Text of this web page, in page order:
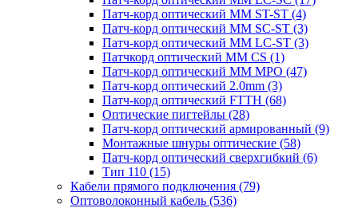
Патч-корд оптический MM ST-ST (4)
Патч-корд оптический MM SC-ST (3)
Патч-корд оптический MM LC-ST (3)
Патчкорд оптический MM CS (1)
Патч-корд оптический MM MPO (47)
Патч-корд оптический 2.0mm (3)
Патч-корд оптический FTTH (68)
Оптические пигтейлы (28)
Патч-корд оптический армированный (9)
Монтажные шнуры оптические (58)
Патч-корд оптический сверхгибкий (6)
Тип 110 (15)
Кабели прямого подключения (79)
Оптоволоконный кабель (536)